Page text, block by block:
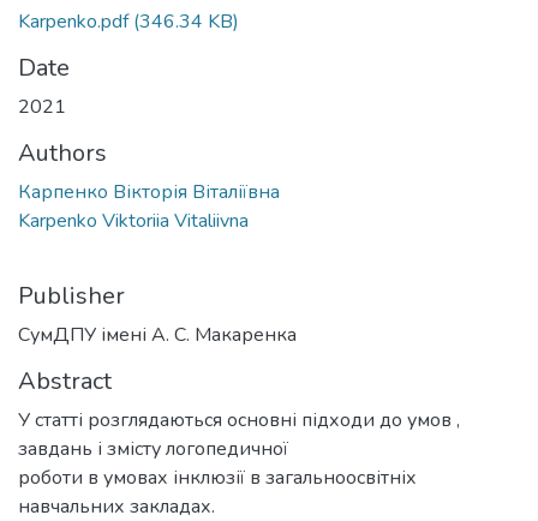
Karpenko.pdf(346.34 KB)
Date
2021
Authors
Карпенко Вікторія Віталіївна
Karpenko Viktoriia Vitaliivna
Publisher
СумДПУ імені А. С. Макаренка
Abstract
У статті розглядаються основні підходи до умов ,
завдань і змісту логопедичної
роботи в умовах інклюзії в загальноосвітніх
навчальних закладах.